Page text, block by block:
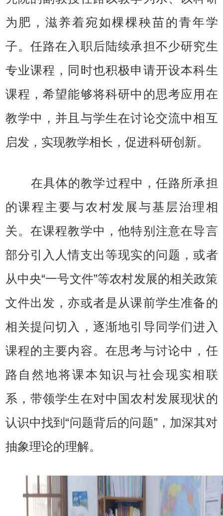
为肥，滋养着宛如棵棵秧苗的青年学
子。任路在入职后陆续承担不少研究生
专业课程，同时也积极申请开设本科生
课程，希望能够将科研中的思考应用在
教学中，并且与学生在讨论交流中相互
启发，实现教学相长，促进科研创新。
在具体的教学过程中，任路所承担
的课程主要与农村发展与基层治理相
关。在课程教学中，他特别注意在导言
部分引入人情支出等现实的问题，或者
从中央“一号文件”等农村发展的相关政策
文件出发，亦或者是从课前学生准备的
相关提问切入，逐渐地引导同学们进入
课程的主要内容。在思考与讨论中，任
路自然地将课本知识与社会现实相联
系，带领学生在对中国农村发展现状的
认识中找到“问题背后的问题”，加深其对
抽象理论的理解。